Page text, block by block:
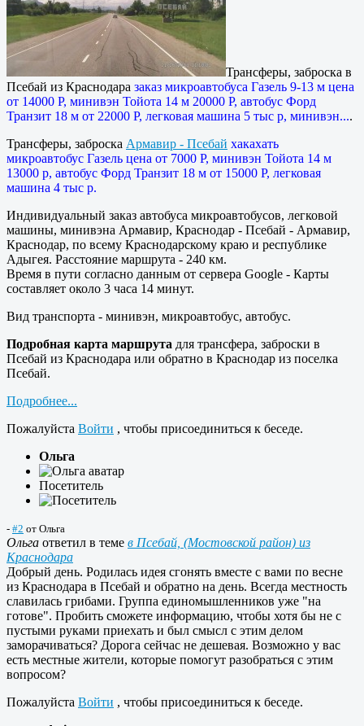
Трансферы, заброска в
Псебай из Краснодара заказ микроавтобуса Газель 9-13 м цена
от 14000 Р, минивэн Тойота 14 м 20000 Р, автобус Форд
Транзит 18 м от 22000 Р, легковая машина 5 тыс р, минивэн....
Трансферы, заброска Армавир - Псебай хакахать
микроавтобус Газель цена от 7000 Р, минивэн Тойота 14 м
13000 р, автобус Форд Транзит 18 м от 15000 Р, легковая
машина 4 тыс р.
Индивидуальный заказ автобуса микроавтобусов, легковой
машины, минивэна Армавир, Краснодар - Псебай - Армавир,
Краснодар, по всему Краснодарскому краю и республике
Адыгея. Расстояние маршрута - 240 км.
Время в пути согласно данным от сервера Google - Карты
составляет около 3 часа 14 минут.
Вид транспорта - минивэн, микроавтобус, автобус.
Подробная карта маршрута для трансфера, заброски в
Псебай из Краснодара или обратно в Краснодар из поселка
Псебай.
Подробнее...
Пожалуйста Войти , чтобы присоединиться к беседе.
Ольга
Посетитель
- #2 от Ольга
Ольга ответил в теме в Псебай, (Мостовской район) из
Краснодара
Добрый день. Родилась идея сгонять вместе с вами по весне
из Краснодара в Псебай и обратно на день. Всегда местность
славилась грибами. Группа единомышленников уже "на
готове". Пробить сможете информацию, чтобы хотя бы не с
пустыми руками приехать и был смысл с этим делом
заморачиваться? Дорога сейчас не дешевая. Возможно у вас
есть местные жители, которые помогут разобраться с этим
вопросом?
Пожалуйста Войти , чтобы присоединиться к беседе.